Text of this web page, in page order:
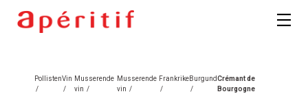
Pollisten
/
Vin
/
Musserende
vin /
Musserende
vin /
Frankrike
/
Burgund
/
Crémant de
Bourgogne